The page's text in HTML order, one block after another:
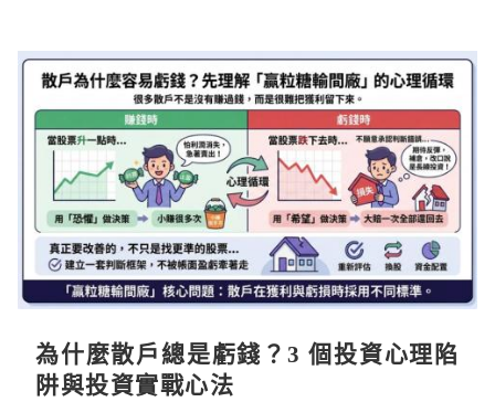
為什麼散戶總是虧錢？3 個投資心理陷
阱與投資實戰心法